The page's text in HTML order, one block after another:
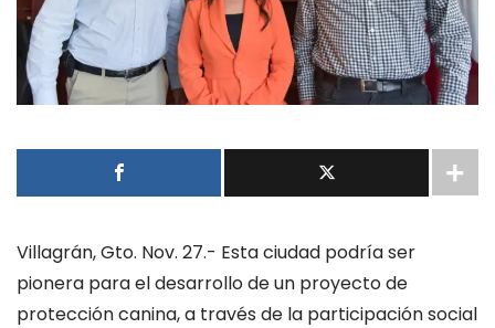
Villagrán, Gto. Nov. 27.- Esta ciudad podría ser
pionera para el desarrollo de un proyecto de
protección canina, a través de la participación social